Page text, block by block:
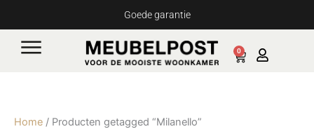
inhoud
Goede garantie
0
Cart
Home / Producten getagged “Milanello”